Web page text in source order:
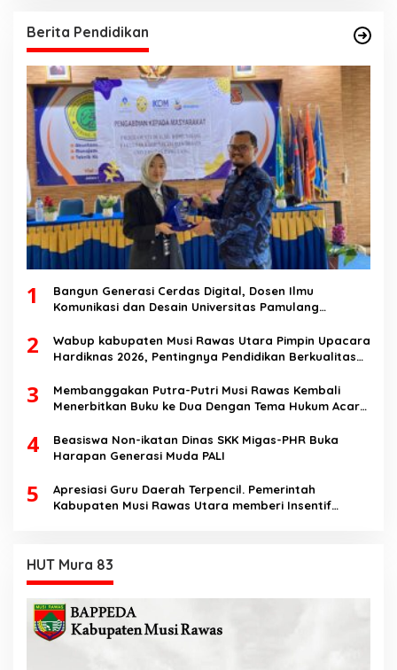
Berita Pendidikan
1
Bangun Generasi Cerdas Digital, Dosen Ilmu
Komunikasi dan Desain Universitas Pamulang
Speech di SMK Ikhlas Jawilan
2
Wabup kabupaten Musi Rawas Utara Pimpin Upacara
Hardiknas 2026, Pentingnya Pendidikan Berkualitas
3
Membanggakan Putra-Putri Musi Rawas Kembali
Menerbitkan Buku ke Dua Dengan Tema Hukum Acara
4
Beasiswa Non-ikatan Dinas SKK Migas-PHR Buka
Harapan Generasi Muda PALI
5
Apresiasi Guru Daerah Terpencil. Pemerintah
Kabupaten Musi Rawas Utara memberi Insentif
HUT Mura 83